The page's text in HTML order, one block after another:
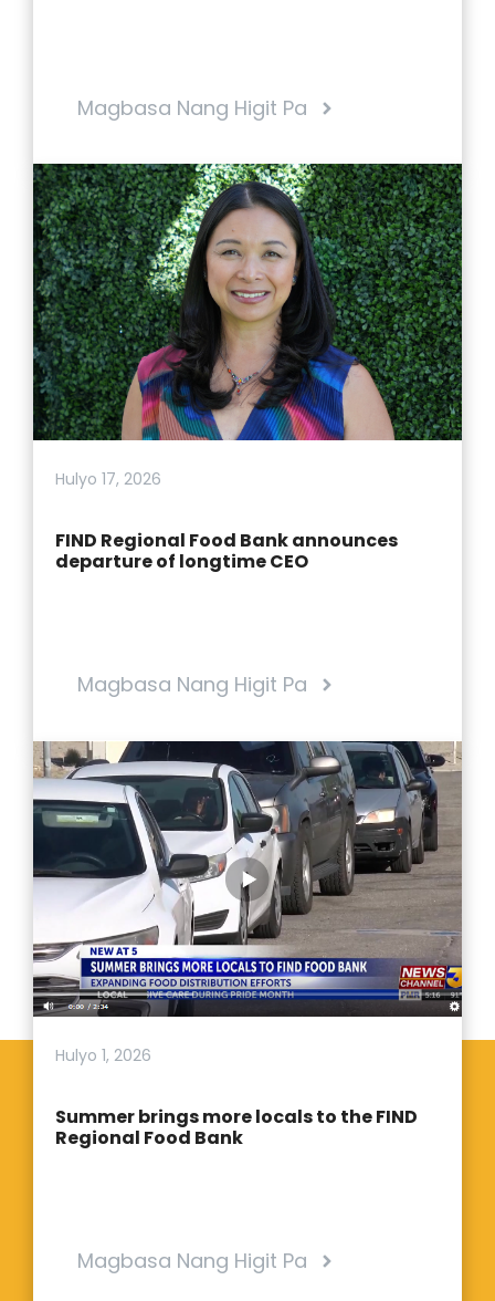
Magbasa Nang Higit Pa
Hulyo 17, 2026
FIND Regional Food Bank announces
departure of longtime CEO
Magbasa Nang Higit Pa
Hulyo 1, 2026
Summer brings more locals to the FIND
Regional Food Bank
Magbasa Nang Higit Pa